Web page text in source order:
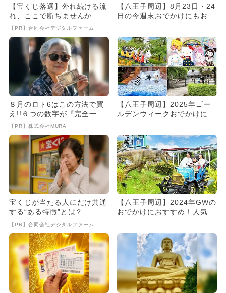
【宝くじ落選】外れ続ける流
れ、ここで断ちませんか
【PR】合同会社デジタルファーム
【八王子周辺】8月23日・24
日の今週末おでかけにもおす
８月のロト6はこの方法で買
え!!６つの数字が『完全一
致』する方法
【PR】株式会社MURA
【八王子周辺】2025年ゴー
ルデンウィークおでかけにお
宝くじが当たる人にだけ共通
する“ある特徴”とは？
【PR】合同会社デジタルファーム
【八王子周辺】2024年GWの
おでかけにおすすめ！人気の